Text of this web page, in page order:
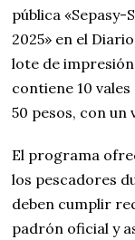
pública
2025» en el
lote de
contiene 10 vales
50 pesos, con un
El programa
los pescadores
deben cumplir
padrón oficial y